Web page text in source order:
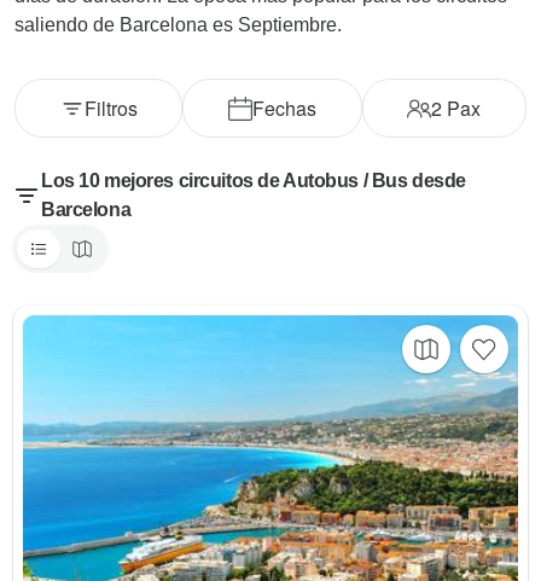
saliendo de Barcelona es Septiembre.
Fechas 2 Pax
Filtros
Los 10 mejores circuitos de Autobus / Bus desde
Barcelona